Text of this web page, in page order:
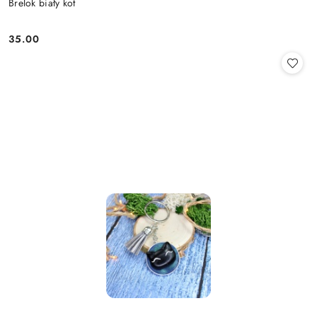
Brelok biały kot
Cena:
35.00